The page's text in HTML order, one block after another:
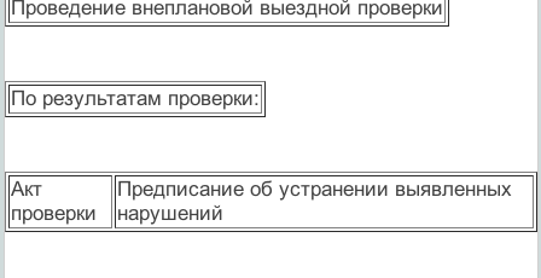
Проведение внеплановой выездной проверки
По результатам проверки:
Акт
проверки
Предписание об устранении выявленных
нарушений